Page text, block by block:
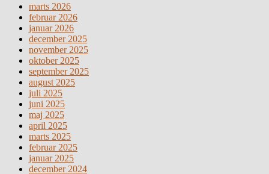
marts 2026
februar 2026
januar 2026
december 2025
november 2025
oktober 2025
september 2025
august 2025
juli 2025
juni 2025
maj 2025
april 2025
marts 2025
februar 2025
januar 2025
december 2024